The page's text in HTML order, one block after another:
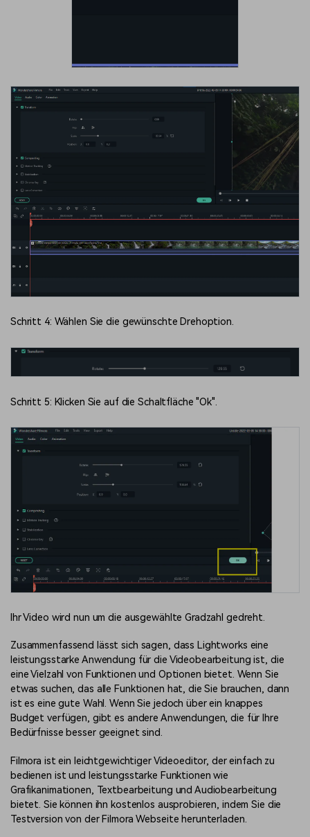
Schritt 4: Wählen Sie die gewünschte Drehoption.
Schritt 5: Klicken Sie auf die Schaltfläche "Ok".
Ihr Video wird nun um die ausgewählte Gradzahl gedreht.
Zusammenfassend lässt sich sagen, dass Lightworks eine
leistungsstarke Anwendung für die Videobearbeitung ist, die
eine Vielzahl von Funktionen und Optionen bietet. Wenn Sie
etwas suchen, das alle Funktionen hat, die Sie brauchen, dann
ist es eine gute Wahl. Wenn Sie jedoch über ein knappes
Budget verfügen, gibt es andere Anwendungen, die für Ihre
Bedürfnisse besser geeignet sind.
Filmora ist ein leichtgewichtiger Videoeditor, der einfach zu
bedienen ist und leistungsstarke Funktionen wie
Grafikanimationen, Textbearbeitung und Audiobearbeitung
bietet. Sie können ihn kostenlos ausprobieren, indem Sie die
Testversion von der Filmora Webseite herunterladen.